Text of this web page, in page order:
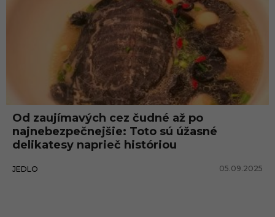
Od zaujímavých cez čudné až po
najnebezpečnejšie: Toto sú úžasné
delikatesy naprieč históriou
JEDLO 05.09.2025